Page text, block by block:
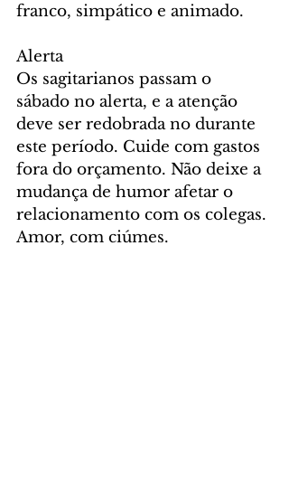
franco, simpático e animado.
Alerta
Os sagitarianos passam o
sábado no alerta, e a atenção
deve ser redobrada no durante
este período. Cuide com gastos
fora do orçamento. Não deixe a
mudança de humor afetar o
relacionamento com os colegas.
Amor, com ciúmes.